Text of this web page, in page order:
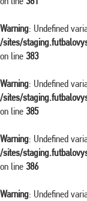
Warning: Undefined
/sites/
on line 383
Warning: Undefined
/sites/
on line 385
Warning: Undefined
/sites/
on line 386
Warning: Undefined